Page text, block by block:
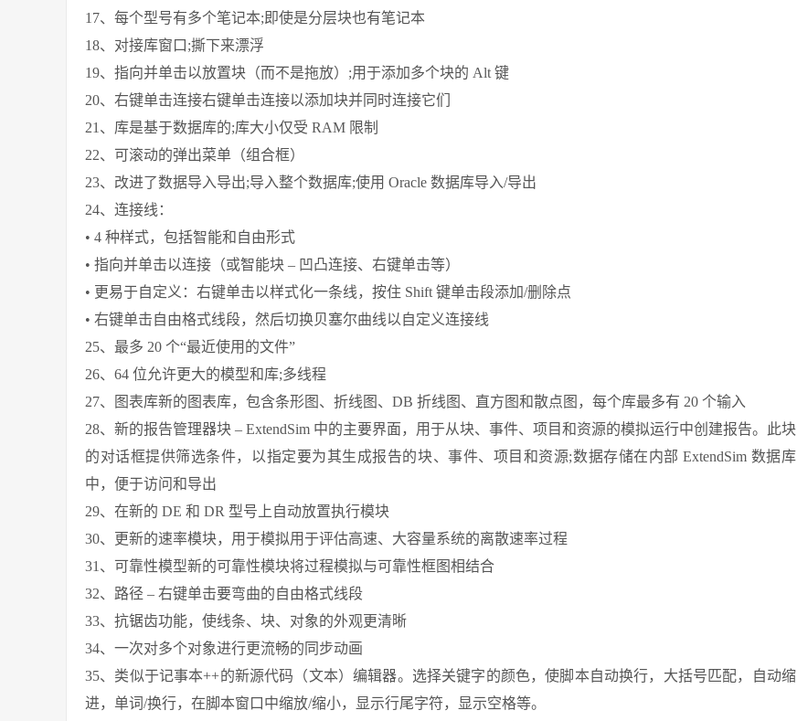
17、每个型号有多个笔记本;即使是分层块也有笔记本
18、对接库窗口;撕下来漂浮
19、指向并单击以放置块（而不是拖放）;用于添加多个块的 Alt 键
20、右键单击连接右键单击连接以添加块并同时连接它们
21、库是基于数据库的;库大小仅受 RAM 限制
22、可滚动的弹出菜单（组合框）
23、改进了数据导入导出;导入整个数据库;使用 Oracle 数据库导入/导出
24、连接线：
• 4 种样式，包括智能和自由形式
• 指向并单击以连接（或智能块 – 凹凸连接、右键单击等）
• 更易于自定义：右键单击以样式化一条线，按住 Shift 键单击段添加/删除点
• 右键单击自由格式线段，然后切换贝塞尔曲线以自定义连接线
25、最多 20 个“最近使用的文件”
26、64 位允许更大的模型和库;多线程
27、图表库新的图表库，包含条形图、折线图、DB 折线图、直方图和散点图，每个库最多有 20 个输入
28、新的报告管理器块 – ExtendSim 中的主要界面，用于从块、事件、项目和资源的模拟运行中创建报告。此块
的对话框提供筛选条件，以指定要为其生成报告的块、事件、项目和资源;数据存储在内部 ExtendSim 数据库
中，便于访问和导出
29、在新的 DE 和 DR 型号上自动放置执行模块
30、更新的速率模块，用于模拟用于评估高速、大容量系统的离散速率过程
31、可靠性模型新的可靠性模块将过程模拟与可靠性框图相结合
32、路径 – 右键单击要弯曲的自由格式线段
33、抗锯齿功能，使线条、块、对象的外观更清晰
34、一次对多个对象进行更流畅的同步动画
35、类似于记事本++的新源代码（文本）编辑器。选择关键字的颜色，使脚本自动换行，大括号匹配，自动缩
进，单词/换行，在脚本窗口中缩放/缩小，显示行尾字符，显示空格等。